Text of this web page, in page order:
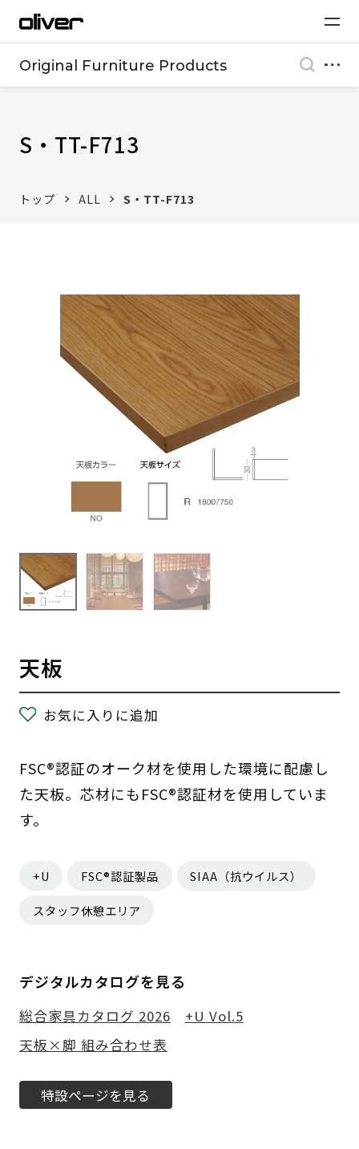
Original Furniture Products
S・TT-F713
トップ ALL S・TT-F713
天板
お気に入りに追加
FSC®認証のオーク材を使用した環境に配慮し
た天板。芯材にもFSC®認証材を使用していま
す。
+U FSC®認証製品 SIAA（抗ウイルス）
スタッフ休憩エリア
デジタルカタログを見る
総合家具カタログ 2026
+U Vol.5
天板×脚 組み合わせ表
特設ページを見る